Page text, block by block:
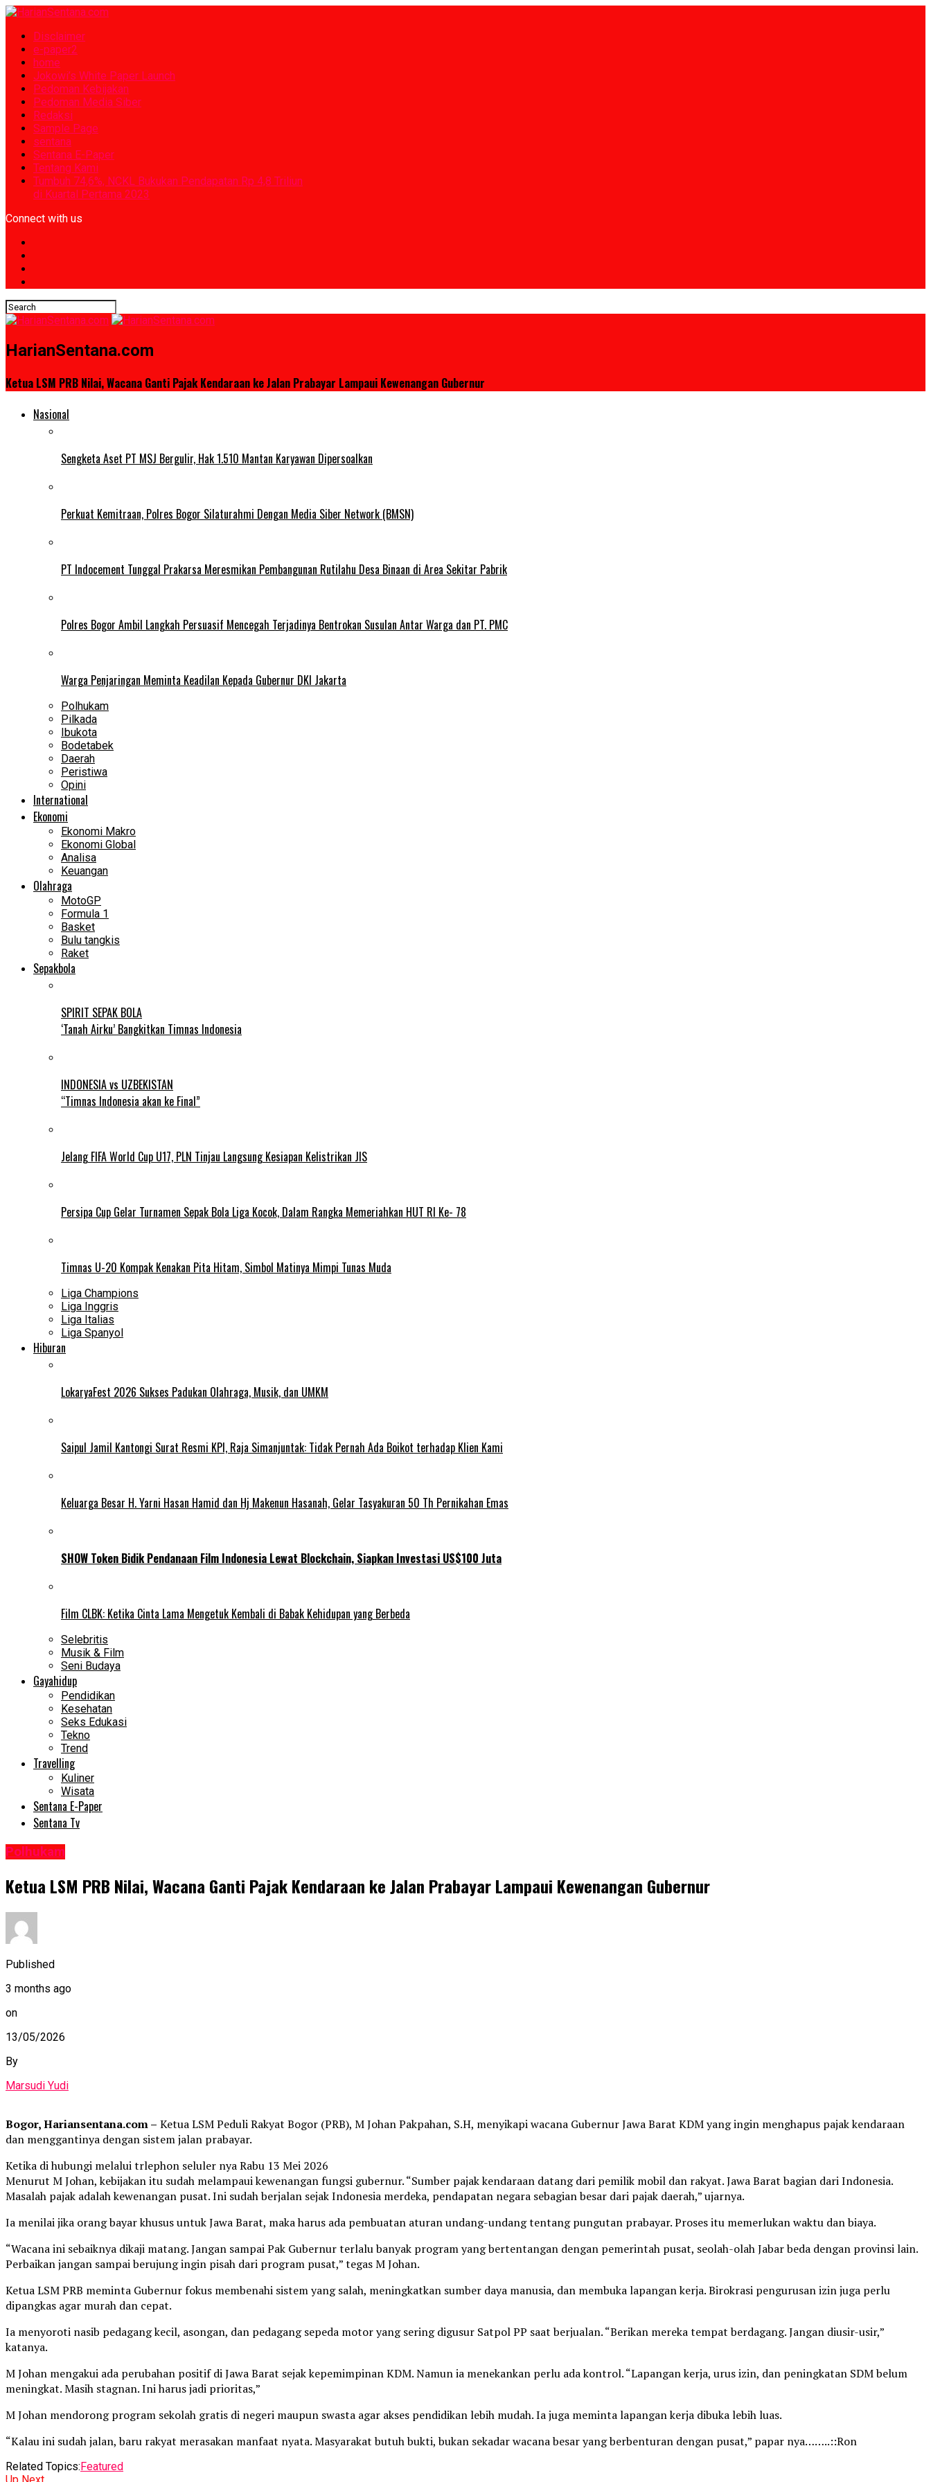
Disclaimer
e-paper2
home
Jokowi’s White Paper Launch
Pedoman Kebijakan
Pedoman Media Siber
Redaksi
Sample Page
sentana
Sentana E-Paper
Tentang Kami
Tumbuh 74,6%, NCKL Bukukan Pendapatan Rp 4,8 Triliun
di Kuartal Pertama 2023
Connect with us
HarianSentana.com
Ketua LSM PRB Nilai, Wacana Ganti Pajak Kendaraan ke Jalan Prabayar Lampaui Kewenangan Gubernur
Nasional
Sengketa Aset PT MSJ Bergulir, Hak 1.510 Mantan Karyawan Dipersoalkan
Perkuat Kemitraan, Polres Bogor Silaturahmi Dengan Media Siber Network (BMSN)
PT Indocement Tunggal Prakarsa Meresmikan Pembangunan Rutilahu Desa Binaan di Area Sekitar Pabrik
Polres Bogor Ambil Langkah Persuasif Mencegah Terjadinya Bentrokan Susulan Antar Warga dan PT. PMC
Warga Penjaringan Meminta Keadilan Kepada Gubernur DKI Jakarta
Polhukam
Pilkada
Ibukota
Bodetabek
Daerah
Peristiwa
Opini
International
Ekonomi
Ekonomi Makro
Ekonomi Global
Analisa
Keuangan
Olahraga
MotoGP
Formula 1
Basket
Bulu tangkis
Raket
Sepakbola
SPIRIT SEPAK BOLA
‘Tanah Airku’ Bangkitkan Timnas Indonesia
INDONESIA vs UZBEKISTAN
“Timnas Indonesia akan ke Final”
Jelang FIFA World Cup U17, PLN Tinjau Langsung Kesiapan Kelistrikan JIS
Persipa Cup Gelar Turnamen Sepak Bola Liga Kocok, Dalam Rangka Memeriahkan HUT RI Ke- 78
Timnas U-20 Kompak Kenakan Pita Hitam, Simbol Matinya Mimpi Tunas Muda
Liga Champions
Liga Inggris
Liga Italias
Liga Spanyol
Hiburan
LokaryaFest 2026 Sukses Padukan Olahraga, Musik, dan UMKM
Saipul Jamil Kantongi Surat Resmi KPI, Raja Simanjuntak: Tidak Pernah Ada Boikot terhadap Klien Kami
Keluarga Besar H. Yarni Hasan Hamid dan Hj Makenun Hasanah, Gelar Tasyakuran 50 Th Pernikahan Emas
SHOW Token Bidik Pendanaan Film Indonesia Lewat Blockchain, Siapkan Investasi US$100 Juta
Film CLBK: Ketika Cinta Lama Mengetuk Kembali di Babak Kehidupan yang Berbeda
Selebritis
Musik & Film
Seni Budaya
Gayahidup
Pendidikan
Kesehatan
Seks Edukasi
Tekno
Trend
Travelling
Kuliner
Wisata
Sentana E-Paper
Sentana Tv
Polhukam
Ketua LSM PRB Nilai, Wacana Ganti Pajak Kendaraan ke Jalan Prabayar Lampaui Kewenangan Gubernur
Published
3 months ago
on
13/05/2026
By
Marsudi Yudi
Bogor, Hariansentana.com – Ketua LSM Peduli Rakyat Bogor (PRB), M Johan Pakpahan, S.H, menyikapi wacana Gubernur Jawa Barat KDM yang ingin menghapus pajak kendaraan
dan menggantinya dengan sistem jalan prabayar.
Ketika di hubungi melalui trlephon seluler nya Rabu 13 Mei 2026
Menurut M Johan, kebijakan itu sudah melampaui kewenangan fungsi gubernur. “Sumber pajak kendaraan datang dari pemilik mobil dan rakyat. Jawa Barat bagian dari Indonesia.
Masalah pajak adalah kewenangan pusat. Ini sudah berjalan sejak Indonesia merdeka, pendapatan negara sebagian besar dari pajak daerah,” ujarnya.
Ia menilai jika orang bayar khusus untuk Jawa Barat, maka harus ada pembuatan aturan undang-undang tentang pungutan prabayar. Proses itu memerlukan waktu dan biaya.
“Wacana ini sebaiknya dikaji matang. Jangan sampai Pak Gubernur terlalu banyak program yang bertentangan dengan pemerintah pusat, seolah-olah Jabar beda dengan provinsi lain.
Perbaikan jangan sampai berujung ingin pisah dari program pusat,” tegas M Johan.
Ketua LSM PRB meminta Gubernur fokus membenahi sistem yang salah, meningkatkan sumber daya manusia, dan membuka lapangan kerja. Birokrasi pengurusan izin juga perlu
dipangkas agar murah dan cepat.
Ia menyoroti nasib pedagang kecil, asongan, dan pedagang sepeda motor yang sering digusur Satpol PP saat berjualan. “Berikan mereka tempat berdagang. Jangan diusir-usir,”
katanya.
M Johan mengakui ada perubahan positif di Jawa Barat sejak kepemimpinan KDM. Namun ia menekankan perlu ada kontrol. “Lapangan kerja, urus izin, dan peningkatan SDM belum
meningkat. Masih stagnan. Ini harus jadi prioritas,”
M Johan mendorong program sekolah gratis di negeri maupun swasta agar akses pendidikan lebih mudah. Ia juga meminta lapangan kerja dibuka lebih luas.
“Kalau ini sudah jalan, baru rakyat merasakan manfaat nyata. Masyarakat butuh bukti, bukan sekadar wacana besar yang berbenturan dengan pusat,” papar nya……..::Ron
Related Topics:Featured